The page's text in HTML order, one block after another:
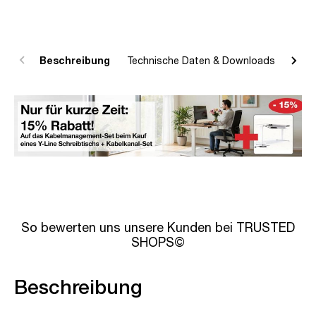
Beschreibung Technische Daten & Downloads
So bewerten uns unsere Kunden bei TRUSTED
SHOPS©
Beschreibung